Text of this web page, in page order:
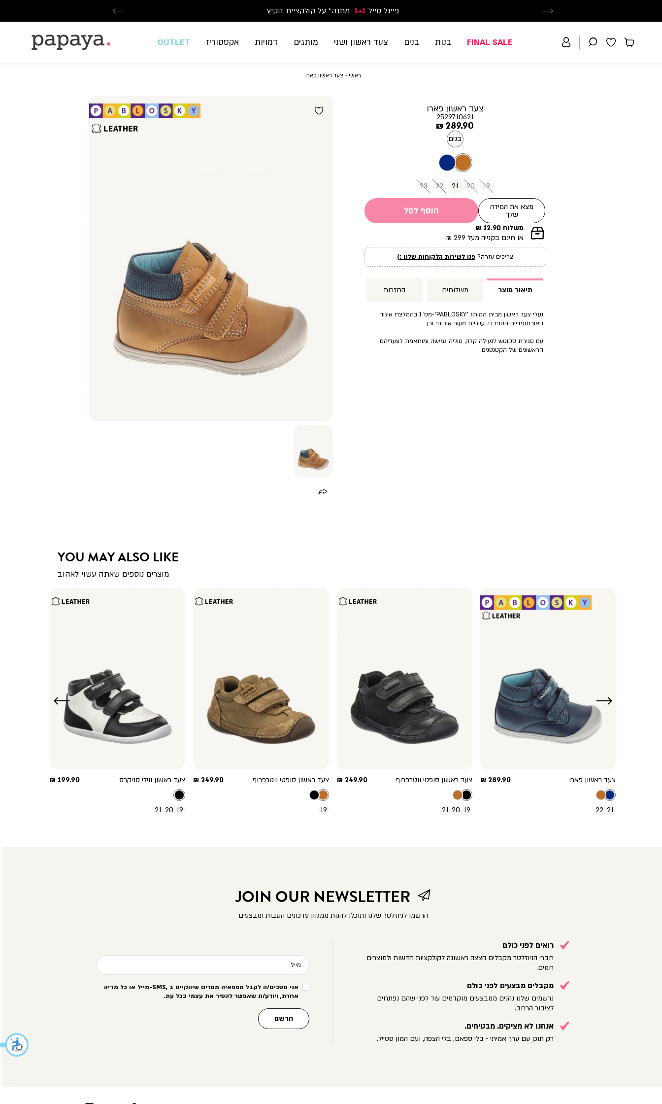
משלוח חינם בקנייה מעל 299₪ | זמני אספקה עד 5 ימי עסקים
פיינל סייל 1+1 מתנה* על קולקציית הקיץ
נעלי ספורט וסניקרס זוג שני החל מ-59.90
FINAL SALE בנות בנים צעד ראשון ושני מותגים דמויות אקססוריז OUTLET
ראשי ראשי
צעד ראשון פארוצעד
צעד ראשון פארו
2529710621
מחיר
מוצר
289.90 ₪
בנים
19
20
21
22
23
מצא את המידה
שלך
הוסף לסל
|
תומך
מכירה
עמוד
מוצר
משלוח 12.90 ₪
או חינם בקנייה מעל 299 ₪
צריכים עזרה? פנו לשירות הלקוחות שלנו :)
תיאור מוצר משלוחים החזרות
נעלי צעד ראשון מבית המותג ”PABLOSKY”-מס’ 1 בהמלצת איגוד
האורתופדיים הספרדי. עשויות מעור איכותי ורך.
עם סגירת סקוטש לנעילה קלה, סוליה גמישה ומותאמת לצעדיהם
הראשונים של הקטנטנים.
YOU MAY ALSO LIKE
מוצרים נוספים שאתה עשוי לאהוב
ימינה
צעד ראשון פארו
מחיר
289.90 ₪
21
22
צעד ראשון סופטי ווטרפרוף
מחיר
249.90 ₪
19
20
21
צעד ראשון סופטי ווטרפרוף
מחיר
249.90 ₪
19
צעד ראשון ווילי סניקרס
מחיר
199.90 ₪
19
20
21
שמאלה
JOIN OUR NEWSLETTER
הרשמו לניוזלטר שלנו ותוכלו להנות ממגוון עדכונים הטבות ומבצעים
רואים לפני כולם
חברי הניוזלטר מקבלים הצצה ראשונה לקולקציות חדשות ולמוצרים
חמים.
מקבלים מבצעים לפני כולם
נרשמים שלנו נהנים ממבצעים מוקדמים עוד לפני שהם נפתחים
לציבור הרחב.
אנחנו לא מציקים. מבטיחים.
רק תוכן עם ערך אמיתי - בלי ספאם, בלי הצפה, ועם המון סטייל.
מייל
אני מסכים/ה לקבל מפפאיה מסרים שיווקיים ב -SMS,מייל או כל מדיה
אחרת, ויודע/ת שאפשר להסיר את עצמי בכל עת.
הרשם